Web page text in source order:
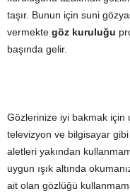
taşır. Bunun için suni
vermekte göz kuruluğu
başında gelir.
Gözlerinize iyi bakmak için
televizyon ve bilgisayar gibi
aletleri yakından
uygun ışık altında
ait olan gözlüğü